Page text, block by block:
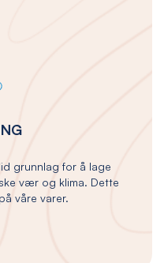
grunnlag for å lage
vær og klima. Dette
våre varer.